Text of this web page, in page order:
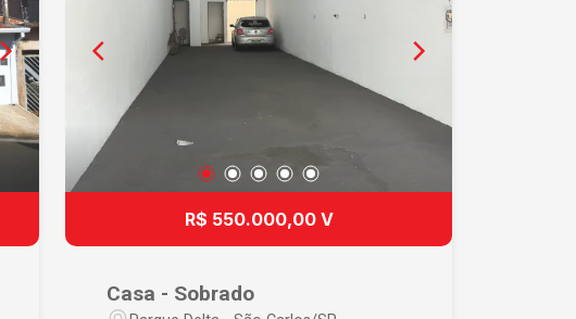
R$ 550.000,00 V
Casa - Sobrado